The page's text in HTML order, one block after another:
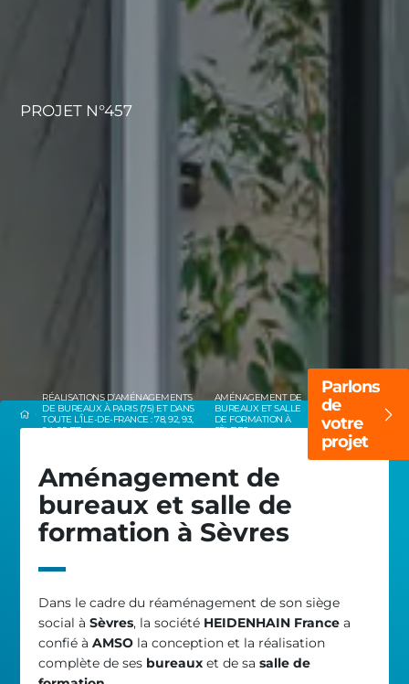
PROJET N°457
RÉALISATIONS D’AMÉNAGEMENTS
DE BUREAUX À PARIS (75) ET DANS
TOUTE L’ÎLE-DE-FRANCE : 78, 92, 93,
94, 95, 77
AMÉNAGEMENT DE
BUREAUX ET SALLE
DE FORMATION À
SÈVRES
Parlons
de
votre
projet
Aménagement de
bureaux et salle de
formation à Sèvres
Dans le cadre du réaménagement de son siège
social àSèvres, la société HEIDENHAIN France a
confié àAMSO la conception et la réalisation
complète de ses bureaux et de sasalle de